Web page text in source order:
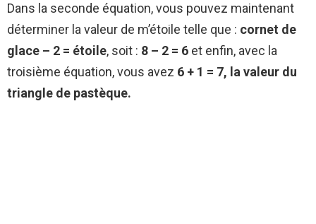
Dans la seconde équation, vous pouvez maintenant
déterminer la valeur de m’étoile telle que : cornet de
glace – 2 = étoile, soit : 8 – 2 = 6 et enfin, avec la
troisième équation, vous avez 6 + 1 = 7, la valeur du
triangle de pastèque.